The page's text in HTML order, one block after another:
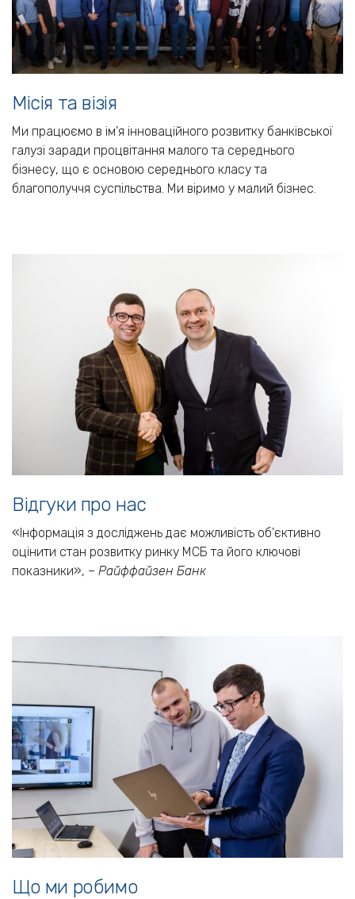
Місія та візія
Ми працюємо в ім’я інноваційного розвитку банківської
галузі заради процвітання малого та середнього
бізнесу, що є основою середнього класу та
благополуччя суспільства. Ми віримо у малий бізнес.
Відгуки про нас
«Інформація з досліджень дає можливість об’єктивно
оцінити стан розвитку ринку МСБ та його ключові
показники», – Райффайзен Банк
Що ми робимо